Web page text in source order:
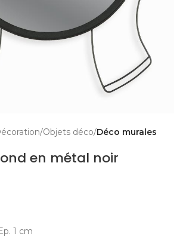
Objets déco Déco murales
en métal noir
1 cm